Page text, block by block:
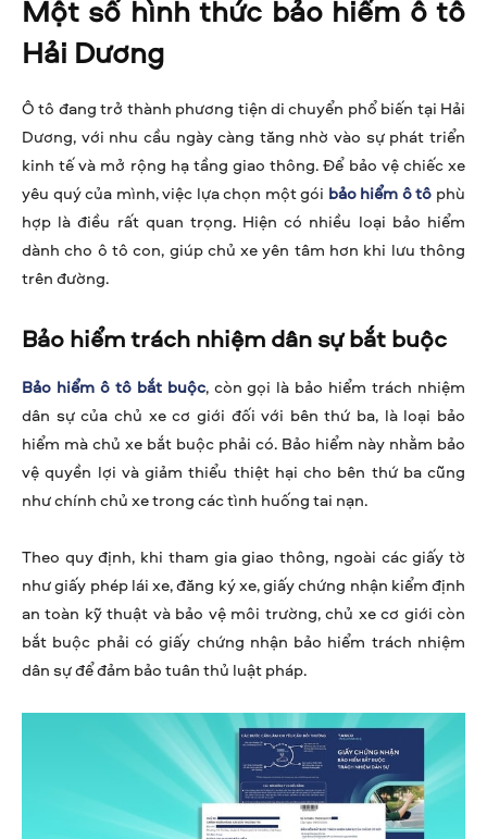
Một số hình thức bảo hiểm ô tô
Hải Dương
Ô tô đang trở thành phương tiện di chuyển phổ biến tại Hải
Dương, với nhu cầu ngày càng tăng nhờ vào sự phát triển
kinh tế và mở rộng hạ tầng giao thông. Để bảo vệ chiếc xe
yêu quý của mình, việc lựa chọn một gói bảo hiểm ô tô phù
hợp là điều rất quan trọng. Hiện có nhiều loại bảo hiểm
dành cho ô tô con, giúp chủ xe yên tâm hơn khi lưu thông
trên đường.
Bảo hiểm trách nhiệm dân sự bắt buộc
Bảo hiểm ô tô bắt buộc, còn gọi là bảo hiểm trách nhiệm
dân sự của chủ xe cơ giới đối với bên thứ ba, là loại bảo
hiểm mà chủ xe bắt buộc phải có. Bảo hiểm này nhằm bảo
vệ quyền lợi và giảm thiểu thiệt hại cho bên thứ ba cũng
như chính chủ xe trong các tình huống tai nạn.
Theo quy định, khi tham gia giao thông, ngoài các giấy tờ
như giấy phép lái xe, đăng ký xe, giấy chứng nhận kiểm định
an toàn kỹ thuật và bảo vệ môi trường, chủ xe cơ giới còn
bắt buộc phải có giấy chứng nhận bảo hiểm trách nhiệm
dân sự để đảm bảo tuân thủ luật pháp.